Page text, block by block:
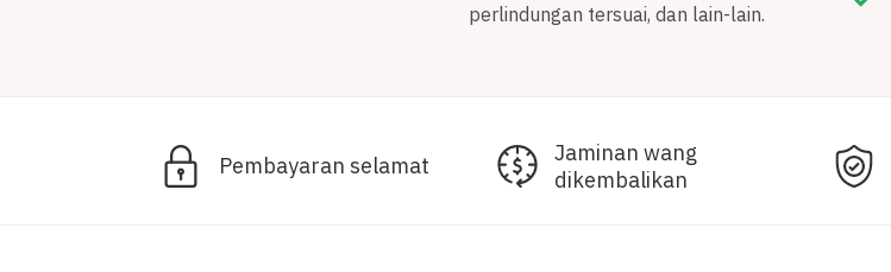
perlindungan tersuai, dan lain-lain.
Pembayaran selamat
Jaminan wang
dikembalikan